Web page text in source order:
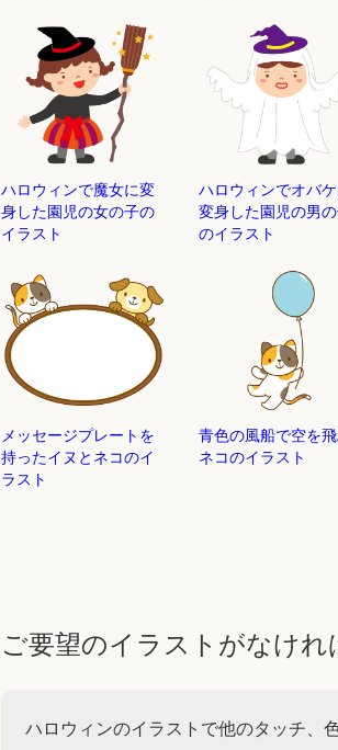
ハロウィンで魔女に変
身した園児の女の子の
イラスト
ハロウィンでオバ
変身した園児の男
のイラスト
メッセージプレートを
持ったイヌとネコのイ
ラスト
青色の風船で空を
ネコのイラスト
ご要望のイラストがなけれ
ハロウィンのイラストで他のタッチ、